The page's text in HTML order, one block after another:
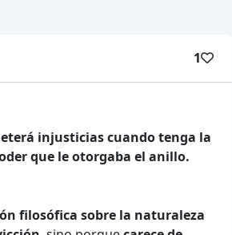
1
injusticias cuando tenga la
que le otorgaba el anillo.
filosófica sobre la naturaleza